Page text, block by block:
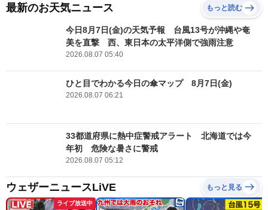
最新のお天気ニュース もっと読む
今日8月7日(金)の天気予報 台風13号が沖縄や奄
美を直撃 西、東日本の太平洋側で強雨注意
2026.08.07 05:40
ひと目でわかる今日の傘マップ 8月7日(金)
2026.08.07 06:21
33都道府県に熱中症警戒アラート 北海道では今
年初 危険な暑さに警戒
2026.08.07 05:12
ウェザーニュースLiVE もっと見る
ライブ放送中